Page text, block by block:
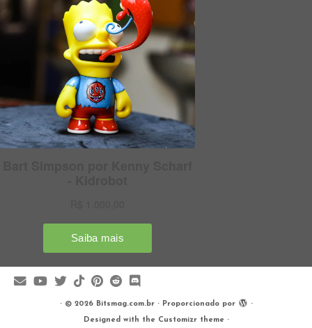
· © 2026 Bitsmag.com.br· Proporcionado por ·
Designed with the Customizr theme ·